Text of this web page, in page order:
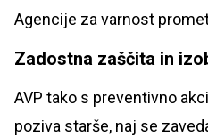
Agencije za varnost
Zadostna zaščita in
AVP tako s preventivno
poziva starše, naj se